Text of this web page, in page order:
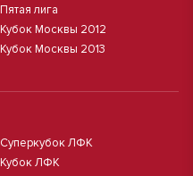
Пятая лига
Кубок Москвы 2012
Кубок Москвы 2013
Суперкубок ЛФК
Кубок ЛФК